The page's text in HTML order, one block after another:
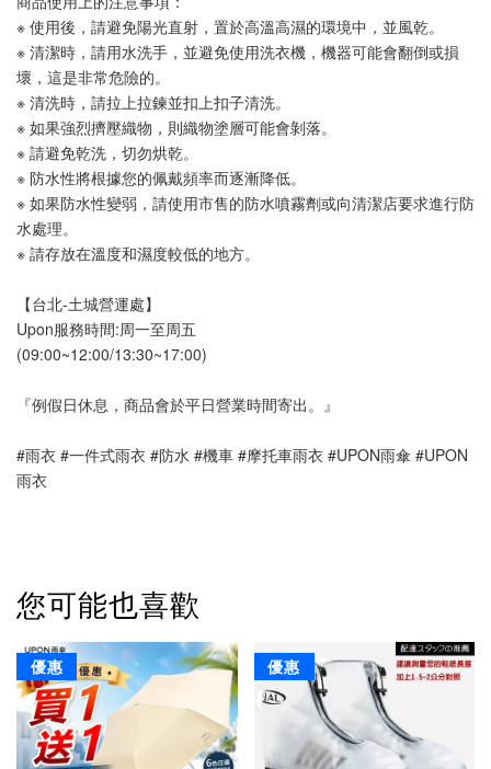
※ 使用後，請避免陽光直射，置於高溫高濕的環境中，並風乾。
※ 清潔時，請用水洗手，並避免使用洗衣機，機器可能會翻倒或損
壞，這是非常危險的。
※ 清洗時，請拉上拉鍊並扣上扣子清洗。
※ 如果強烈擠壓織物，則織物塗層可能會剝落。
※ 請避免乾洗，切勿烘乾。
※ 防水性將根據您的佩戴頻率而逐漸降低。
※ 如果防水性變弱，請使用市售的防水噴霧劑或向清潔店要求進行防
水處理。
※ 請存放在溫度和濕度較低的地方。
【台北-土城營運處】
Upon服務時間:周一至周五
(09:00~12:00/13:30~17:00)
『例假日休息，商品會於平日營業時間寄出。』
#雨衣 #一件式雨衣 #防水 #機車 #摩托車雨衣 #UPON雨傘 #UPON
雨衣
您可能也喜歡
優惠 優惠